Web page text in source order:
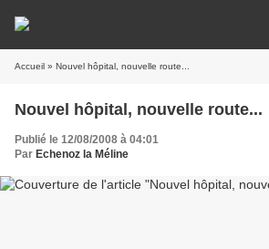
Accueil » Nouvel hôpital, nouvelle route...
Nouvel hôpital, nouvelle route...
Publié le 12/08/2008 à 04:01
Par Echenoz la Méline